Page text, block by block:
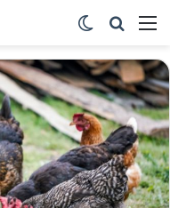
Switch skin